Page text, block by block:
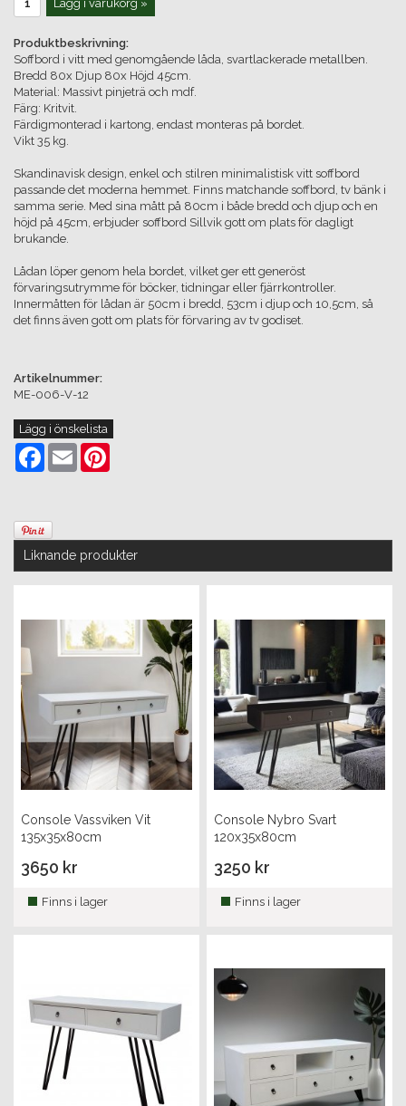
Lägg i varukorg »
Produktbeskrivning:
Soffbord i vitt med genomgående låda, svartlackerade metallben.
Bredd 80x Djup 80x Höjd 45cm.
Material: Massivt pinjeträ och mdf.
Färg: Kritvit.
Färdigmonterad i kartong, endast monteras på bordet.
Vikt 35 kg.
Skandinavisk design, enkel och stilren minimalistisk vitt soffbord
passande det moderna hemmet. Finns matchande soffbord, tv bänk i
samma serie. Med sina mått på 80cm i både bredd och djup och en
höjd på 45cm, erbjuder soffbord Sillvik gott om plats för dagligt
brukande.
Lådan löper genom hela bordet, vilket ger ett generöst
förvaringsutrymme för böcker, tidningar eller fjärrkontroller.
Innermåtten för lådan är 50cm i bredd, 53cm i djup och 10,5cm, så
det finns även gott om plats för förvaring av tv godiset.
Artikelnummer:
ME-006-V-12
Lägg i önskelista
Facebook
Email
Liknande produkter
Console Vassviken Vit
135x35x80cm
3650 kr
Finns i lager
Console Nybro Svart
120x35x80cm
3250 kr
Finns i lager